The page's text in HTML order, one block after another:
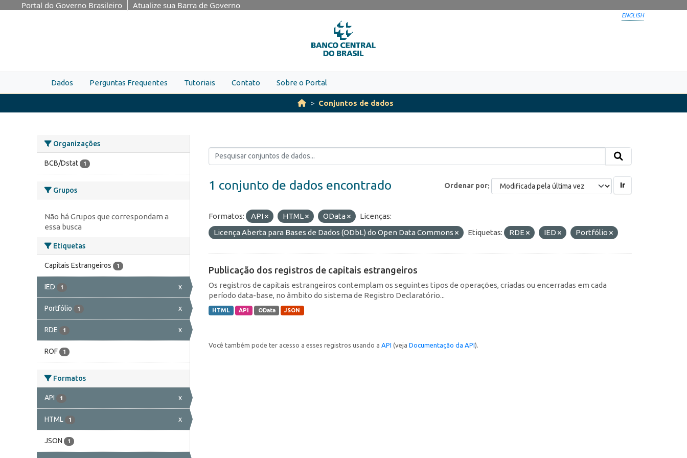
Skip to main content
Portal do Governo Brasileiro Atualize sua Barra de Governo
ENGLISH
Dados Perguntas Frequentes Tutoriais Contato Sobre o Portal
Conjuntos de dados
Organizações
BCB/Dstat 1
Grupos
Não há Grupos que correspondam a
essa busca
Etiquetas
Capitais Estrangeiros 1
IED 1 x
Portfólio 1 x
RDE 1 x
ROF 1
Formatos
API 1 x
HTML 1 x
JSON 1
Ordenar por Ir
1 conjunto de dados encontrado
Formatos: API HTML OData
Licenças:
Licença Aberta para Bases de Dados (ODbL) do Open Data Commons
Etiquetas: RDE IED Portfólio
Publicação dos registros de capitais estrangeiros
Os registros de capitais estrangeiros contemplam os seguintes tipos de operações, criadas ou encerradas em cada
período data-base, no âmbito do sistema de Registro Declaratório...
HTML API OData JSON
Você também pode ter acesso a esses registros usando a API (veja Documentação da API).